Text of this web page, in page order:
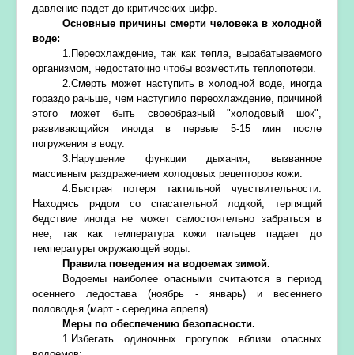
давление падет до критических цифр.
Основные причины смерти человека в холодной
воде:
1.Переохлаждение, так как тепла, вырабатываемого
организмом, недостаточно чтобы возместить теплопотери.
2.Смерть может наступить в холодной воде, иногда
гораздо раньше, чем наступило переохлаждение, причиной
этого может быть своеобразный "холодовый шок",
развивающийся иногда в первые 5-15 мин после
погружения в воду.
3.Нарушение функции дыхания, вызванное
массивным раздражением холодовых рецепторов кожи.
4.Быстрая потеря тактильной чувствительности.
Находясь рядом со спасательной лодкой, терпящий
бедствие иногда не может самостоятельно забраться в
нее, так как температура кожи пальцев падает до
температуры окружающей воды.
Правила поведения на водоемах зимой.
Водоемы наиболее опасными считаются в период
осеннего ледостава (ноябрь - январь) и весеннего
половодья (март - середина апреля).
Меры по обеспечению безопасности.
1.Избегать одиночных прогулок вблизи опасных